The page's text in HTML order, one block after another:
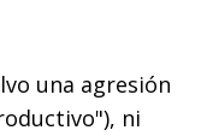
una agresión
ni